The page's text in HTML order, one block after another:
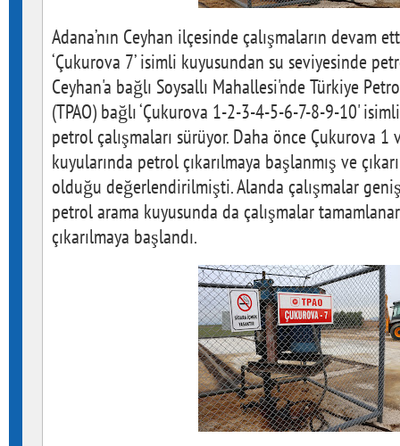
Adana’nın Ceyhan ilçesinde çalışmaların devam
‘Çukurova 7’ isimli kuyusundan su seviyesinde
Ceyhan'a bağlı Soysallı Mahallesi'nde Türkiye
(TPAO) bağlı ‘Çukurova 1-2-3-4-5-6-7-8-9-10'
petrol çalışmaları sürüyor. Daha önce Çukurova
kuyularında petrol çıkarılmaya başlanmış ve
olduğu değerlendirilmişti. Alanda çalışmalar
petrol arama kuyusunda da çalışmalar
çıkarılmaya başlandı.